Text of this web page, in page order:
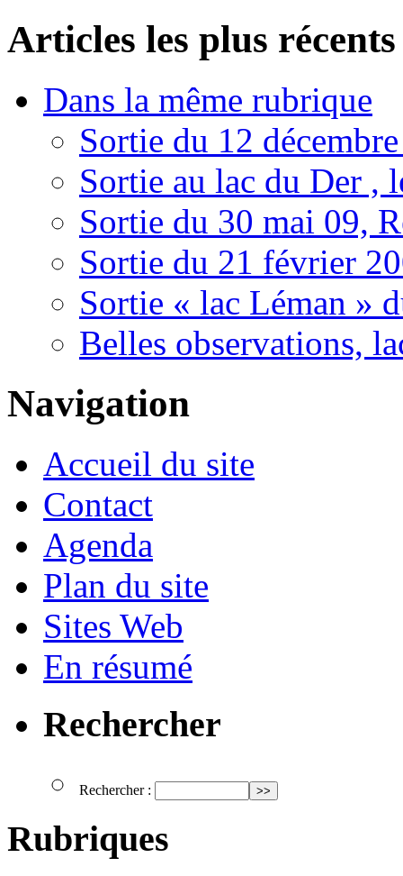
Articles les plus récents
Dans la même rubrique
Sortie du 12
Sortie au lac du Der ,
Sortie du 30 mai 09,
Sortie du 21 février
Sortie « lac Léman »
Belles observations,
Navigation
Accueil du site
Contact
Agenda
Plan du site
Sites Web
En résumé
Rechercher
Rechercher :
Rubriques